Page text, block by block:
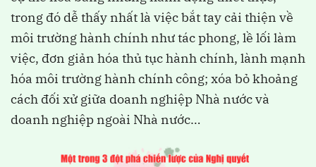
trong đó dễ thấy nhất là việc bắt tay cải thiện về
môi trường hành chính như tác phong, lề lối làm
việc, đơn giản hóa thủ tục hành chính, lành mạnh
hóa môi trường hành chính công; xóa bỏ khoảng
cách đối xử giữa doanh nghiệp Nhà nước và
doanh nghiệp ngoài Nhà nước…